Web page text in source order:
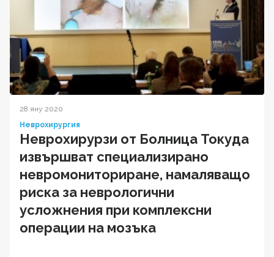
28 яну 2020
Неврохирургия
Неврохирурзи от Болница Токуда
извършват специализирано
невромониториране, намаляващо
риска за неврологични
усложнения при комплексни
операции на мозъка